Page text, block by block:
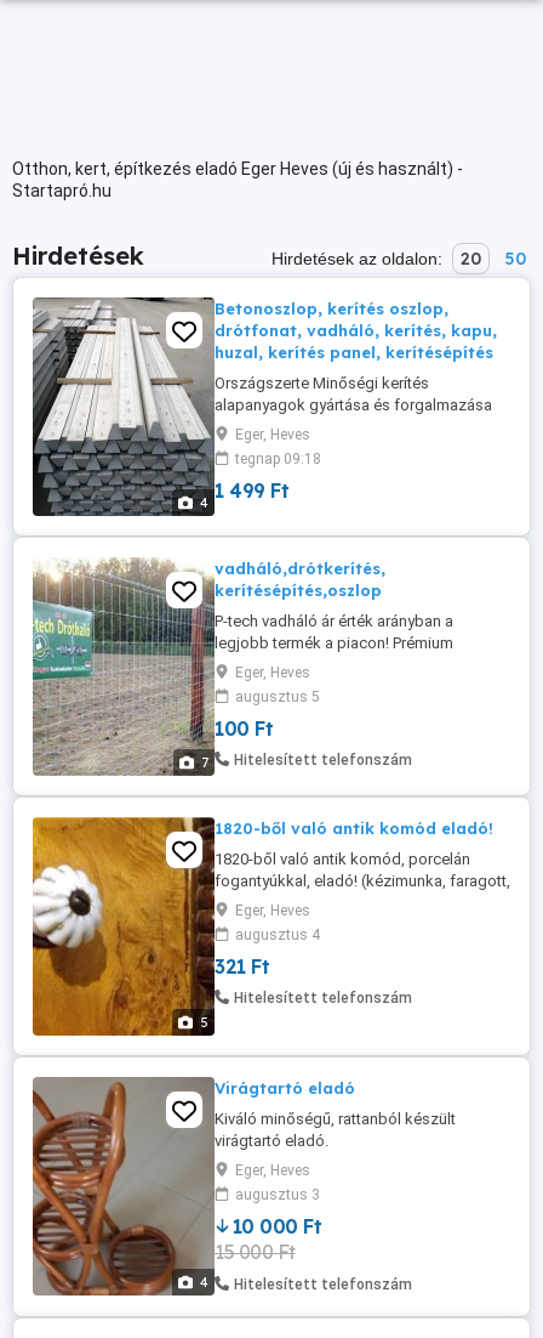
Otthon, kert, építkezés eladó Eger Heves (új és használt) -
Startapró.hu
Hirdetések Hirdetések az oldalon: 20 50
4
Betonoszlop, kerítés oszlop,
drótfonat, vadháló, kerítés, kapu,
huzal, kerítés panel, kerítésépítés
Országszerte Minőségi kerítés
alapanyagok gyártása és forgalmazása
garantáltan a legolcsóbban! Óriási
választékkal és raktárkészlettel
rendelkezünk, így biztosan megtalálja a
megfelelő termékeket nálunk. Szállítását
habozzon, kérjen ajánlatot még ma!
Eger, Heves
tegnap 09:18
1 499 Ft
7
vadháló,drótkerítés,
kerítésépítés,oszlop
P-tech vadháló ár érték arányban a
legjobb termék a piacon! Prémium
kategóriás termék versenyképes árakon!
Tájékozódjon termékünkről
weblapunkon, ahol egy kis videó is van a
P-tech vadhálóról! Félkemény huzalból
feszített függőleges szálak, egyetlen a
stabil kötés ...
Eger, Heves
augusztus 5
100 Ft
Hitelesített telefonszám
5
1820-ből való antik komód eladó!
1820-ből való antik komód, porcelán
fogantyúkkal, eladó! (kézimunka, faragott,
cseresznye) Hossza: 128 cm Magasság:
125 cm Szélessége: 58 cm
Eger, Heves
augusztus 4
321 Ft
Hitelesített telefonszám
4
Virágtartó eladó
Kiváló minőségű, rattanból készült
virágtartó eladó.
Eger, Heves
augusztus 3
10 000 Ft
15 000 Ft
Hitelesített telefonszám